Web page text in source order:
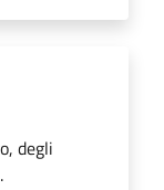
degli